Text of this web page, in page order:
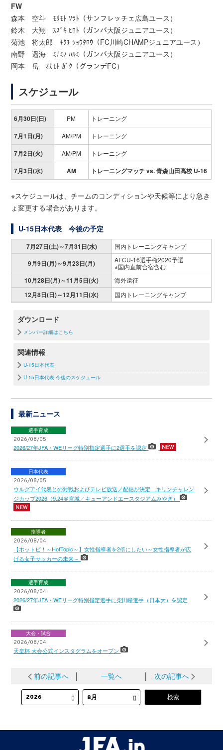
FW
森本 空斗 ﾓﾘﾓﾄ ｿﾗﾄ（サンフレッチェ広島ユース）
鈴木 大翔 ｽｽﾞｷ ﾋﾛﾄ（ガンバ大阪ジュニアユース）
菊池 将太郎 ｷｸﾁ ｼｮｳﾀﾛｳ（FC川崎CHAMPジュニアユース）
南野 遥海 ﾐﾅﾐﾉ ﾊﾙﾐ（ガンバ大阪ジュニアユース）
岡本 岳 ｵｶﾓﾄ ｶﾞｸ（グランデFC）
スケジュール
6月30日(日) PM トレーニング
7月1日(月) AM/PM トレーニング
7月2日(火) AM/PM トレーニング
7月3日(水) AM トレーニングマッチ vs. 青森山田高校 U-16
※スケジュールは、チームのコンディションや天候等により急き
ょ変更する場合があります。
U-15日本代表 今後の予定
7月27日(土)～7月31日(水) 国内トレーニングキャンプ
9月9日(月)～9月23日(月)
AFCU-16選手権2020予選
※国内直前合宿含む
10月28日(月)～11月5日(火) 海外遠征
12月8日(日)～12月11日(水) 国内トレーニングキャンプ
ダウンロード
メンバー詳細はこちら
関連情報
U-15日本代表
U-15日本代表 今後のスケジュール
最新ニュース
選手育成
2026/08/05
2026/27年JFA・WEリーグ特別指定選手に2選手を認定
日本代表
2026/08/05
ウルグアイ代表との対戦およびテレビ放送／配信が決定 キリンチャレン
ジカップ2026（9.24＠宮城／キューアンドエースタジアムみやぎ）
指導者
2026/08/04
【ホットピ！～HotTopic～】女性指導者を2倍にしたい～女性指導者が広
げる女子サッカーの未来～
選手育成
2026/08/04
2026/27年JFA・WEリーグ特別指定選手に柴田瞳選手（日本大）を認定
大会・試合
2026/08/04
天皇杯 大会公式インスタグラムをオープン
前の記事へ 一覧へ 次の記事へ